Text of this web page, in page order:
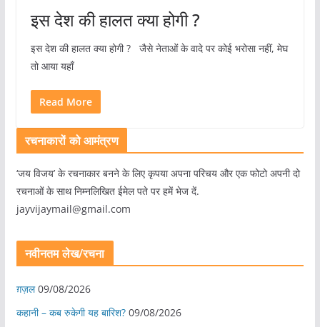
इस देश की हालत क्या होगी ?
इस देश की हालत क्या होगी ? जैसे नेताओं के वादे पर कोई भरोसा नहीं, मेघ
तो आया यहाँ
Read More
रचनाकारों को आमंत्रण
‘जय विजय’ के रचनाकार बनने के लिए कृपया अपना परिचय और एक फोटो अपनी दो
रचनाओं के साथ निम्नलिखित ईमेल पते पर हमें भेज दें.
jayvijaymail@gmail.com
नवीनतम लेख/रचना
ग़ज़ल 09/08/2026
कहानी – कब रुकेगी यह बारिश? 09/08/2026